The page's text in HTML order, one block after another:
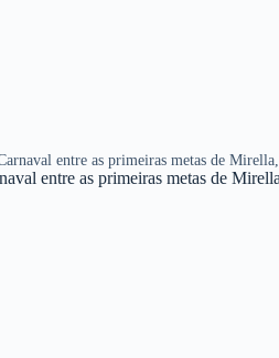
entre as primeiras metas de
entre as primeiras metas de